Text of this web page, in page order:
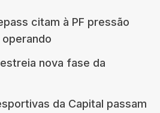
citam à PF pressão
nova fase da
da Capital passam